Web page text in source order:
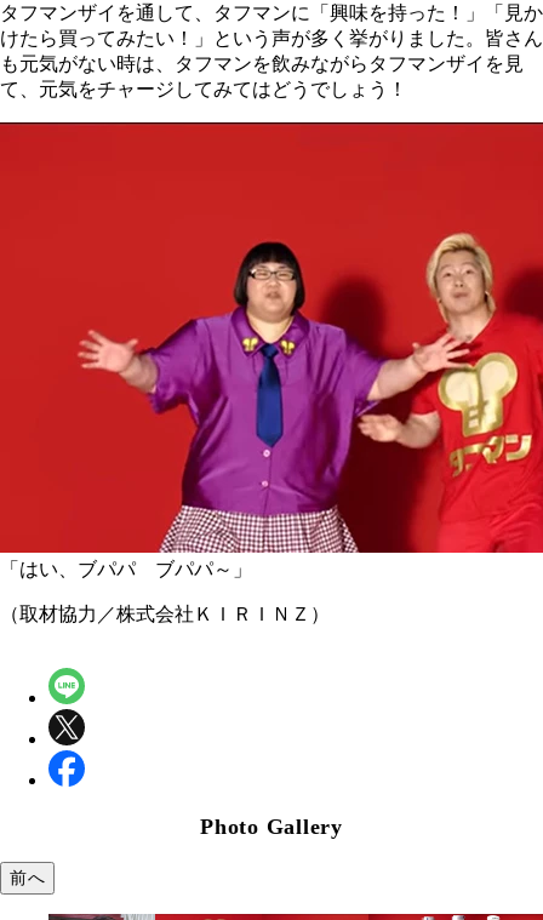
タフマンザイを通して、タフマンに「興味を持った！」「見か
けたら買ってみたい！」という声が多く挙がりました。皆さん
も元気がない時は、タフマンを飲みながらタフマンザイを見
て、元気をチャージしてみてはどうでしょう！
「はい、ブパパ ブパパ～」
（取材協力／株式会社ＫＩＲＩＮＺ）
Photo Gallery
前へ